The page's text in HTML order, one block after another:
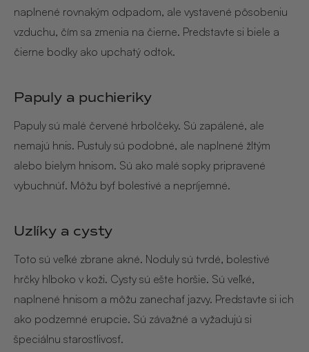
naplnené rovnakým odpadom, ale vystavené pôsobeniu
vzduchu, čím sa zmenia na čierne. Predstavte si biele a
čierne bodky ako upchatý odtok.
Papuly a puchieriky
Papuly sú malé červené hrbolčeky. Sú zapálené, ale
nemajú hnis. Pustuly sú podobné, ale naplnené žltým
alebo bielym hnisom. Sú ako malé sopky pripravené
vybuchnúť. Môžu byť bolestivé a nepríjemné.
Uzlíky a cysty
Toto sú veľké zbrane akné. Noduly sú tvrdé, bolestivé
hrčky hlboko v koži. Cysty sú ešte horšie. Sú veľké,
naplnené hnisom a môžu zanechať jazvy. Predstavte si ich
ako podzemné erupcie. Sú závažné a vyžadujú si
špeciálnu starostlivosť.
ROUGE
CASHMERE
ANGĒLIQUE